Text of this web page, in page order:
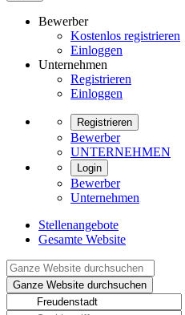
Bewerber
Kostenlos registrieren
Einloggen
Unternehmen
Registrieren
Einloggen
Registrieren
Bewerber
UNTERNEHMEN
Login
Bewerber
Unternehmen
Stellenangebote
Gesamte Website